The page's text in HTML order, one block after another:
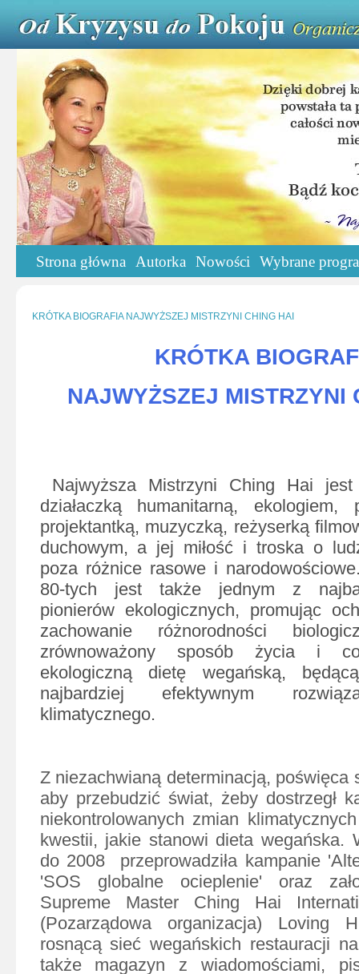
Strona główna Autorka Nowości Wybrane
KRÓTKA BIOGRAFIA NAJWYŻSZEJ MISTRZYNI CHING HAI
KRÓTKA BIOGR
NAJWYŻSZEJ MISTRZYNI
Najwyższa Mistrzyni Ching Hai jest
działaczką humanitarną, ekologiem,
projektantką, muzyczką, reżyserką
duchowym, a jej miłość i troska o
poza różnice rasowe i
80-tych jest także jednym z
pionierów ekologicznych, promując
zachowanie różnorodności
zrównoważony sposób życia i co
ekologiczną dietę wegańską,
najbardziej efektywnym
klimatycznego.
Z niezachwianą determinacją, poświęca
aby przebudzić świat, żeby dostrzegł
niekontrolowanych zmian
kwestii, jakie stanowi dieta wegańska.
do 2008 przeprowadziła kampanie
'SOS globalne ocieplenie' oraz
Supreme Master Ching Hai
(Pozarządowa organizacja) Loving
rosnącą sieć wegańskich restauracji
także magazyn z wiadomościami,